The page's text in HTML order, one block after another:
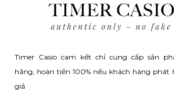
Timer Casio cam kết chỉ cung cấp sản
hãng, hoàn tiền 100% nếu khách hàng phát
giả